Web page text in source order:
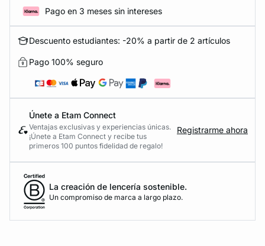
Pago en 3 meses sin intereses
Descuento estudiantes: -20% a partir de 2 artículos
Pago 100% seguro
Únete a Etam Connect
Ventajas exclusivas y experiencias únicas.
¡Únete a Etam Connect y recibe tus
primeros 100 puntos fidelidad de regalo!
Registrarme ahora
La creación de lencería sostenible.
Un compromiso de marca a largo plazo.